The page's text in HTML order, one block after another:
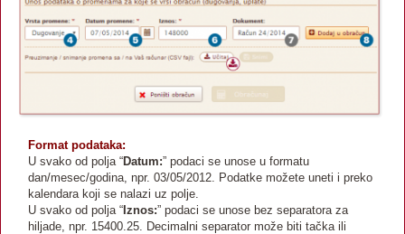
Format podataka:
U svako od polja “Datum:” podaci se unose u formatu
dan/mesec/godina, npr. 03/05/2012. Podatke možete uneti i preko
kalendara koji se nalazi uz polje.
U svako od polja “Iznos:” podaci se unose bez separatora za
hiljade, npr. 15400.25. Decimalni separator može biti tačka ili